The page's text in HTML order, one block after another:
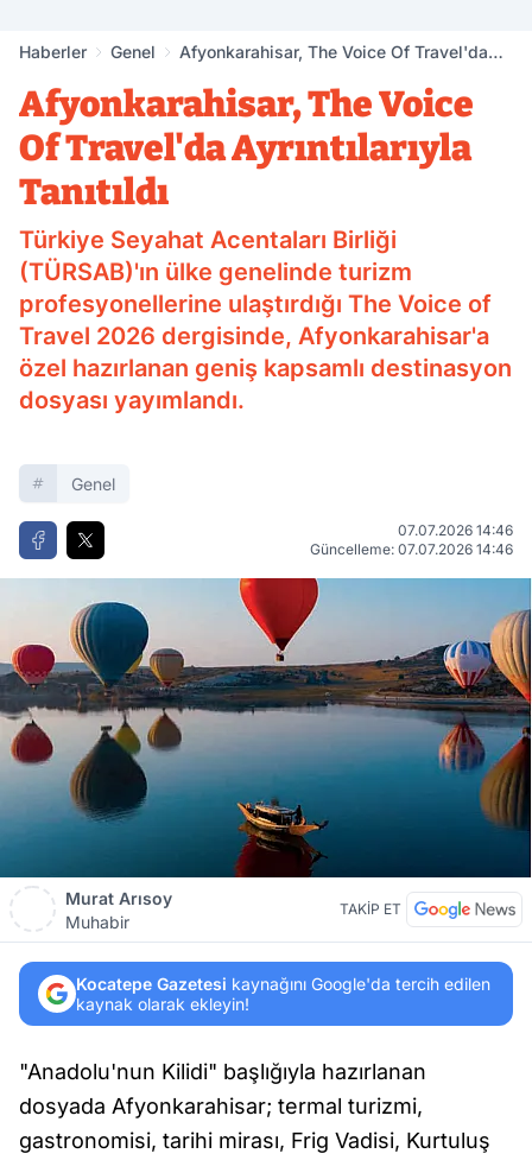
Haberler Genel
Afyonkarahisar, The Voice Of Travel'da
Afyonkarahisar, The Voice
Of Travel'da Ayrıntılarıyla
Tanıtıldı
Türkiye Seyahat Acentaları Birliği
(TÜRSAB)'ın ülke genelinde turizm
profesyonellerine ulaştırdığı The Voice of
Travel 2026 dergisinde, Afyonkarahisar'a
özel hazırlanan geniş kapsamlı destinasyon
dosyası yayımlandı.
Genel
07.07.2026 14:46
Güncelleme: 07.07.2026 14:46
Murat Arısoy
Muhabir
TAKİP ET
Kocatepe Gazetesi kaynağını Google'da tercih edilen
kaynak olarak ekleyin!
"Anadolu'nun Kilidi" başlığıyla hazırlanan
dosyada Afyonkarahisar; termal turizmi,
gastronomisi, tarihi mirası, Frig Vadisi, Kurtuluş